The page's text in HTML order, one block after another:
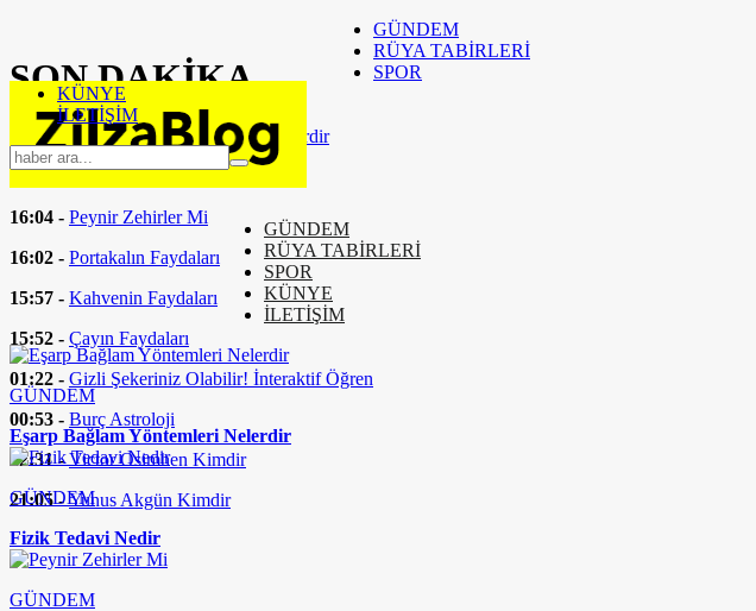
SON DAKİKA
16:37 -
Eşarp Bağlam Yöntemleri Nelerdir
16:24 -Fizik Tedavi Nedir
16:04 - Peynir Zehirler Mi
16:02 - Portakalın Faydaları
15:57 - Kahvenin Faydaları
15:52 - Çayın Faydaları
01:22 - Gizli Şekeriniz Olabilir! İnteraktif Öğren
00:53 - Burç Astroloji
22:31 -Victor Osimhen Kimdir
21:05 -Yunus Akgün Kimdir
GÜNDEM
RÜYA TABİRLERİ
SPOR
KÜNYE
İLETİŞİM
GÜNDEM
RÜYA TABİRLERİ
SPOR
KÜNYE
İLETİŞİM
GÜNDEM
Eşarp Bağlam Yöntemleri Nelerdir
GÜNDEM
Fizik Tedavi Nedir
GÜNDEM